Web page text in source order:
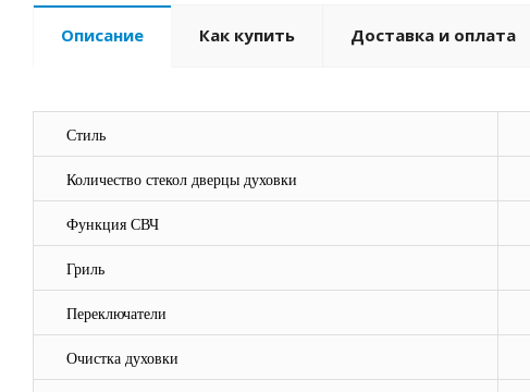
Описание Как купить Доставка и оплата
Стиль
Количество стекол дверцы духовки
Функция СВЧ
Гриль
Переключатели
Очистка духовки